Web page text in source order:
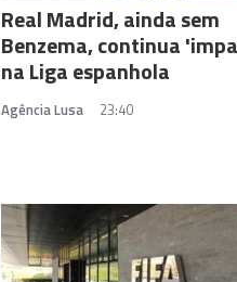
Real Madrid, ainda sem
Benzema, continua
na Liga espanhola
Agência Lusa 23:40